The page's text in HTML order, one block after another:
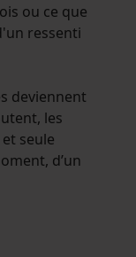
ou ce que
ressenti
deviennent
les
seule
d’un